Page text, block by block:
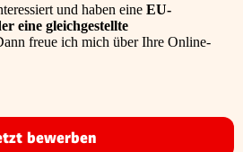
und haben eine EU-
eine gleichgestellte
freue ich mich über Ihre Online-
bewerben